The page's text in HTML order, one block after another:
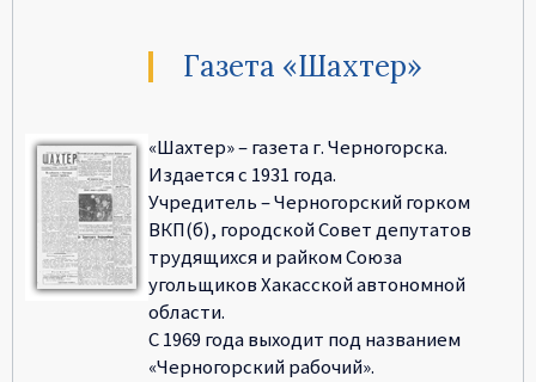
Газета «Шахтер»
«Шахтер» – газета г. Черногорска.
Издается с 1931 года.
Учредитель – Черногорский горком
ВКП(б), городской Совет депутатов
трудящихся и райком Союза
угольщиков Хакасской автономной
области.
С 1969 года выходит под названием
«Черногорский рабочий».